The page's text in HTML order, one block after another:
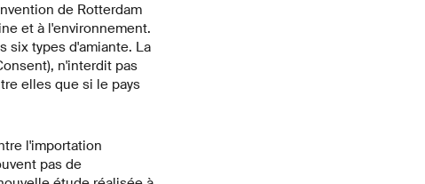
de Rotterdam
et à l'environnement.
six types d'amiante. La
n'interdit pas
elles que si le pays
l'importation
pas de